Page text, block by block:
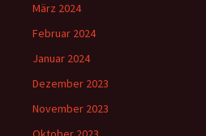
März 2024
Februar 2024
Januar 2024
Dezember 2023
November 2023